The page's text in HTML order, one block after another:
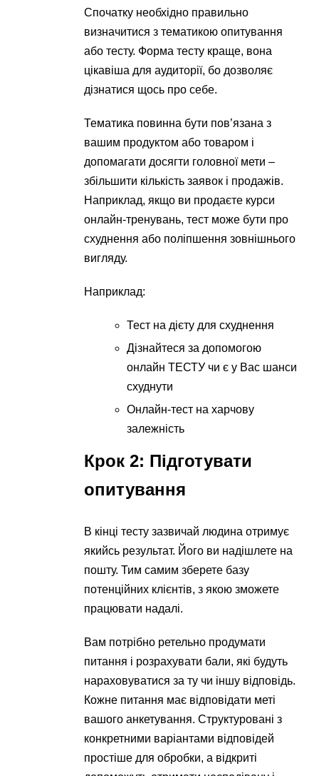
Спочатку необхідно правильно
визначитися з тематикою опитування
або тесту. Форма тесту краще, вона
цікавіша для аудиторії, бо дозволяє
дізнатися щось про себе.
Тематика повинна бути пов’язана з
вашим продуктом або товаром і
допомагати досягти головної мети –
збільшити кількість заявок і продажів.
Наприклад, якщо ви продаєте курси
онлайн-тренувань, тест може бути про
схуднення або поліпшення зовнішнього
вигляду.
Наприклад:
Тест на дієту для схуднення
Дізнайтеся за допомогою
онлайн ТЕСТУ чи є у Вас шанси
схуднути
Онлайн-тест на харчову
залежність
Крок 2: Підготувати
опитування
В кінці тесту зазвичай людина отримує
якийсь результат. Його ви надішлете на
пошту. Тим самим зберете базу
потенційних клієнтів, з якою зможете
працювати надалі.
Вам потрібно ретельно продумати
питання і розрахувати бали, які будуть
нараховуватися за ту чи іншу відповідь.
Кожне питання має відповідати меті
вашого анкетування. Структуровані з
конкретними варіантами відповідей
простіше для обробки, а відкриті